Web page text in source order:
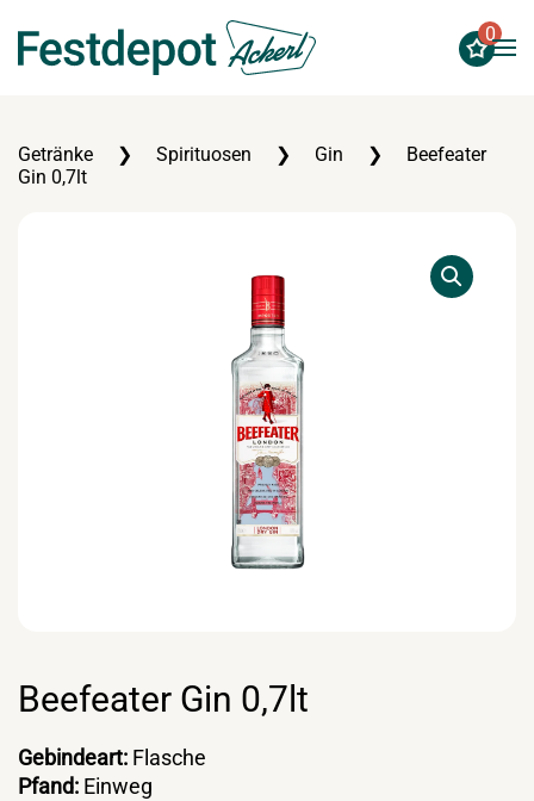
Zum Hauptinhalt springen
0
Getränke Spirituosen Gin
Beefeater
Gin 0,7lt
Beefeater Gin 0,7lt
Gebindeart: Flasche
Pfand: Einweg